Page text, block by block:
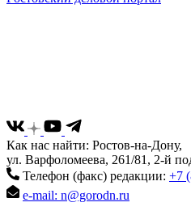
Как нас найти: Ростов-на-Дону,
ул. Варфоломеева, 261/81, 2-й
Телефон (факс) редакции: +7
e-mail: n@gorodn.ru